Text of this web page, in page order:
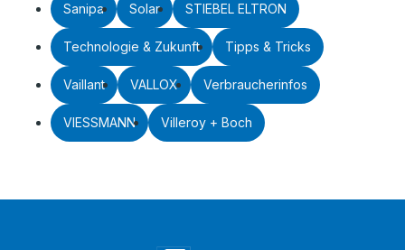
Sanipa Solar STIEBEL ELTRON
Technologie & Zukunft Tipps & Tricks
Vaillant VALLOX Verbraucherinfos
VIESSMANN Villeroy + Boch